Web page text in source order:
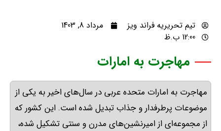
تیم تحریریه فراند ویز
مرداد 8, 1403
12:00 ب.ظ
مهاجرت به امارات
مهاجرت به امارات متحده عربی در سال‌های اخیر به یکی از
موضوعات پرطرفدار و جذاب تبدیل شده است. این کشور که
از مجموعه‌ای از امیرنشین‌های مدرن و سنتی تشکیل شده،